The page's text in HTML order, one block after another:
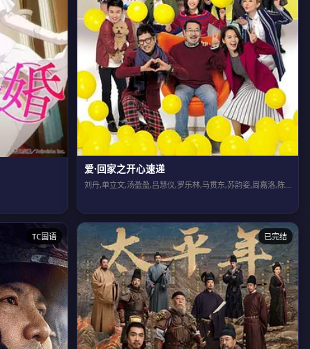
爱·回家之开心速递
刘丹,单立文,汤盈盈,吕慧仪,罗乐林,马贯东,苏韵姿,周嘉洛,陈浚霆,吴伟豪
TC国语 已完结